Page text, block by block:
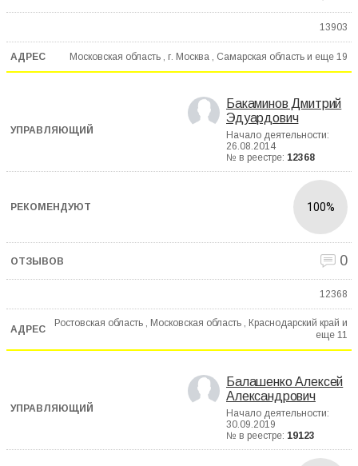
13903
Московская область , г. Москва , Самарская область и еще 19
Бакаминов Дмитрий
Эдуардович
Начало деятельности:
26.08.2014
№ в реестре: 12368
100%
0
12368
Ростовская область , Московская область , Краснодарский край и
еще 11
Балашенко Алексей
Александрович
Начало деятельности:
30.09.2019
№ в реестре: 19123